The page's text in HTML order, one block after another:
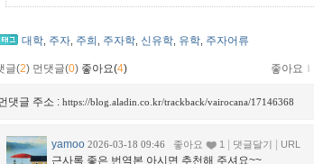
대학, 주자, 주희 , 주자학, 신유학, 유학, 주자어류
글(2) 먼댓글(0) 좋아요(4) 좋아요 ｌ
댓글 주소 : https://blog.aladin.co.kr/trackback/vairocana/17146368
yamoo 2026-03-18 09:46 좋아요 1 댓글달기 URL
근사록 좋은 번역본 아시면 추천해 주셔요~~